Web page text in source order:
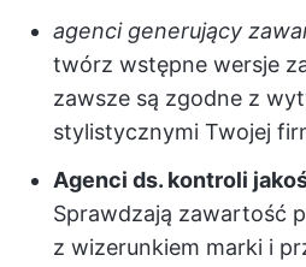
agenci generujący
twórz wstępne wersje
zawsze są zgodne z
stylistycznymi Twojej
Agenci ds. kontroli
Sprawdzają zawartość
z wizerunkiem marki i